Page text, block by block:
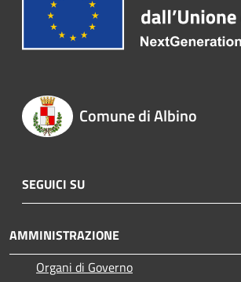
Comune di Albino
SEGUICI SU
AMMINISTRAZIONE
Organi di Governo